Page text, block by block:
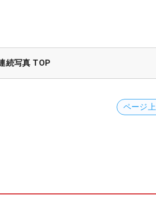
続写真 TOP
ページ